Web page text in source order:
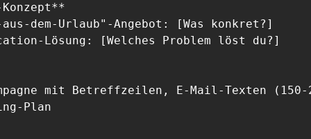
dem-Urlaub"-Angebot: [Was konkret?]
Lösung: [Welches Problem löst du?]
mit Betreffzeilen, E-Mail-Texten
Plan